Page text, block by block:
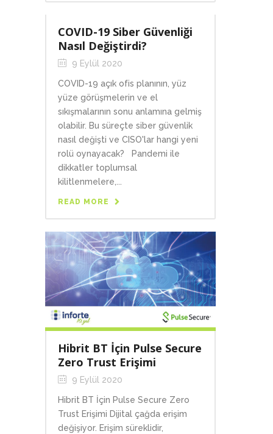
COVID-19 Siber Güvenliği
Nasıl Değiştirdi?
9 Eylül 2020
COVID-19 açık ofis planının, yüz
yüze görüşmelerin ve el
sıkışmalarının sonu anlamına gelmiş
olabilir. Bu süreçte siber güvenlik
nasıl değişti ve CISO'lar hangi yeni
rolü oynayacak? Pandemi ile
dikkatler toplumsal
kilitlenmelere,...
READ MORE
Hibrit BT İçin Pulse Secure
Zero Trust Erişimi
9 Eylül 2020
Hibrit BT İçin Pulse Secure Zero
Trust Erişimi Dijital çağda erişim
değişiyor. Erişim süreklidir,